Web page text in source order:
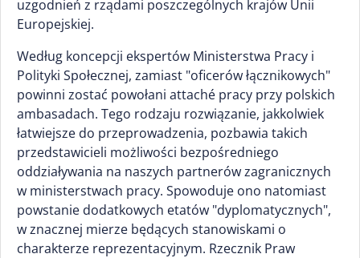
uzgodnień z rządami poszczególnych krajów Unii
Europejskiej.
Według koncepcji ekspertów Ministerstwa Pracy i
Polityki Społecznej, zamiast "oficerów łącznikowych"
powinni zostać powołani attaché pracy przy polskich
ambasadach. Tego rodzaju rozwiązanie, jakkolwiek
łatwiejsze do przeprowadzenia, pozbawia takich
przedstawicieli możliwości bezpośredniego
oddziaływania na naszych partnerów zagranicznych
w ministerstwach pracy. Spowoduje ono natomiast
powstanie dodatkowych etatów "dyplomatycznych",
w znacznej mierze będących stanowiskami o
charakterze reprezentacyjnym. Rzecznik Praw